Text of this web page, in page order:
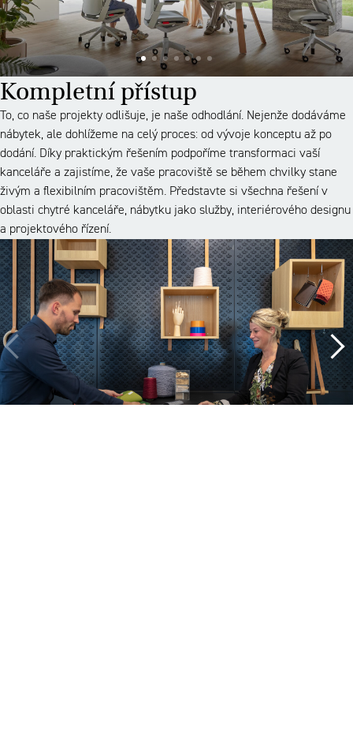
Kompletní přístup
To, co naše projekty odlišuje, je naše odhodlání. Nejenže dodáváme
nábytek, ale dohlížeme na celý proces: od vývoje konceptu až po
dodání. Díky praktickým řešením podpoříme transformaci vaší
kanceláře a zajistíme, že vaše pracoviště se během chvilky stane
živým a flexibilním pracovištěm. Představte si všechna řešení v
oblasti chytré kanceláře, nábytku jako služby, interiérového designu
a projektového řízení.